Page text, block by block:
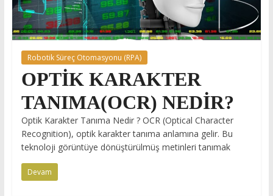
Robotik Süreç Otomasyonu (RPA)
OPTİK KARAKTER
TANIMA(OCR) NEDİR?
Optik Karakter Tanıma Nedir ? OCR (Optical Character
Recognition), optik karakter tanıma anlamına gelir. Bu
teknoloji görüntüye dönüştürülmüş metinleri tanımak
Devam